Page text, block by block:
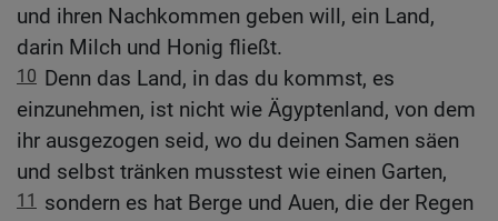
und ihren Nachkommen geben will, ein Land,
darin Milch und Honig fließt.
10 Denn das Land, in das du kommst, es
einzunehmen, ist nicht wie Ägyptenland, von dem
ihr ausgezogen seid, wo du deinen Samen säen
und selbst tränken musstest wie einen Garten,
11
sondern es hat Berge und Auen, die der Regen